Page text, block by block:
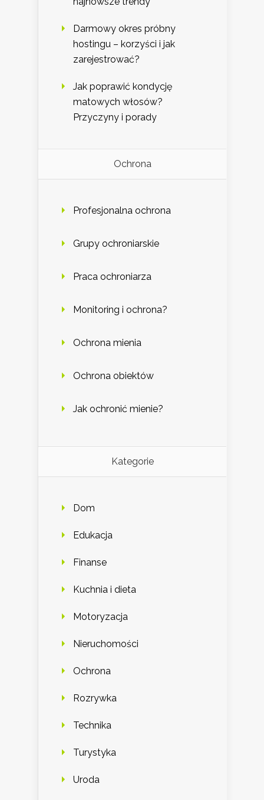
Darmowy okres próbny
hostingu – korzyści i jak
zarejestrować?
Jak poprawić kondycję
matowych włosów?
Przyczyny i porady
Ochrona
Profesjonalna ochrona
Grupy ochroniarskie
Praca ochroniarza
Monitoring i ochrona?
Ochrona mienia
Ochrona obiektów
Jak ochronić mienie?
Kategorie
Dom
Edukacja
Finanse
Kuchnia i dieta
Motoryzacja
Nieruchomości
Ochrona
Rozrywka
Technika
Turystyka
Uroda